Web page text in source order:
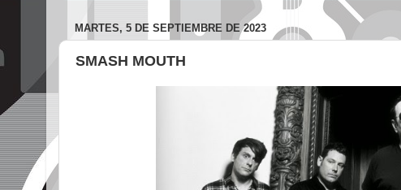
MARTES, 5 DE SEPTIEMBRE DE 2023
SMASH MOUTH